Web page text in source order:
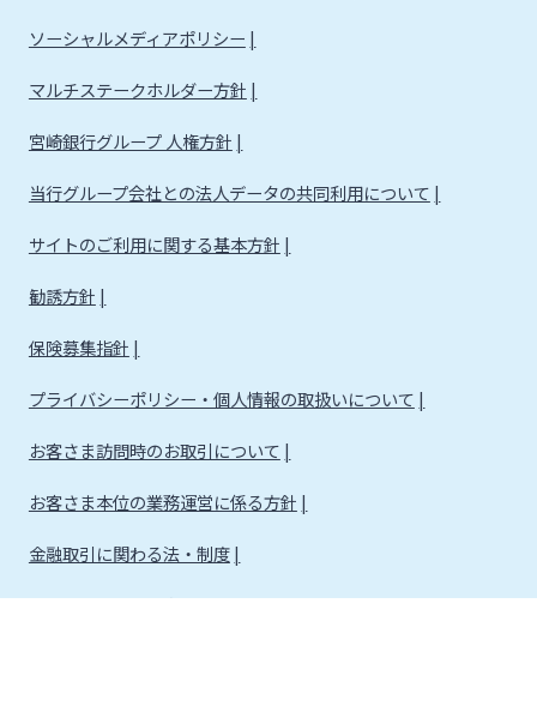
ソーシャルメディアポリシー
マルチステークホルダー方針
宮崎銀行グループ 人権方針
当行グループ会社との法人データの共同利用について
サイトのご利用に関する基本方針
勧誘方針
保険募集指針
プライバシーポリシー・個人情報の取扱いについて
お客さま訪問時のお取引について
お客さま本位の業務運営に係る方針
金融取引に関わる法・制度
金融取引に関わる方針